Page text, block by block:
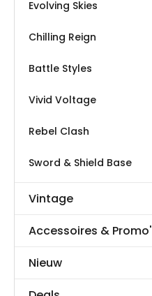
Evolving Skies
Chilling Reign
Battle Styles
Vivid Voltage
Rebel Clash
Sword & Shield Base
Vintage
Accessoires &
Nieuw